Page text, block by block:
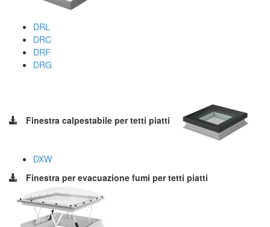
DRL
DRC
DRF
DRG
Finestra calpestabile per tetti piatti
DXW
Finestra per evacuazione fumi per tetti piatti